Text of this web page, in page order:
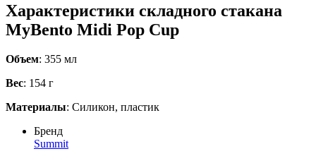
Характеристики складного стакана
MyBento Midi Pop Cup
Объем: 355 мл
Вес: 154 г
Материалы: Силикон, пластик
Бренд
Summit